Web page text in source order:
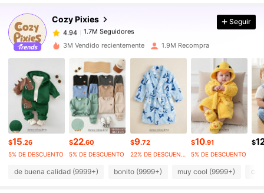
Cozy Pixies
4.94
4.94 1.7M Seguidores
1.7M Seguidores
4.94 1.7M Seguidores
4.94 1.7M Seguidores
4.94 1.7M Seguidores
4.94 1.7M Seguidores
4.94 1.7M Seguidores
Seguir
3M Vendido recientemente 1.9M Recompra
$15.26
5% DE DESCUENTO
$22.60
5% DE DESCUENTO
$9.72
22% DE DESCUENTO
$10.91
5% DE DESCUENTO
$
de buena calidad (9999+) bonito (9999+) muy cool (9999+)